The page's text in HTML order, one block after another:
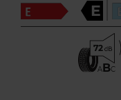
E
72
ABC